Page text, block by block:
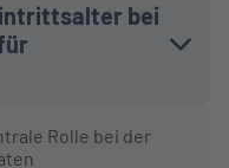
bei
Rolle bei der